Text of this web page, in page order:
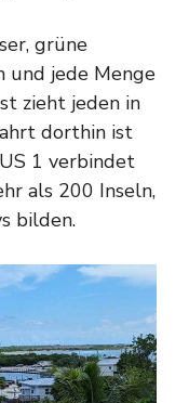
grüne
und jede Menge
zieht jeden in
dorthin ist
1 verbindet
als 200 Inseln,
bilden.